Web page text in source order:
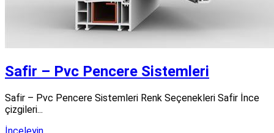
Safir – Pvc Pencere Sistemleri
Safir – Pvc Pencere Sistemleri Renk Seçenekleri Safir İnce
çizgileri...